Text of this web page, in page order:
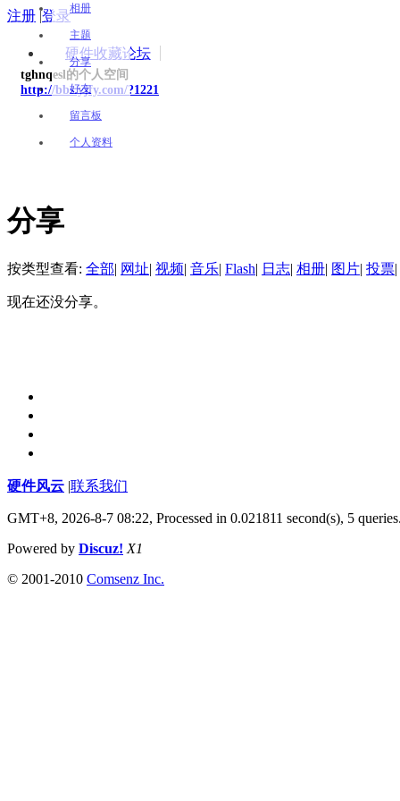
注册 |登录
硬件收藏论坛
tghnqesl的个人空间
http://bbs.yjfy.com/?1221
相册
主题
分享
好友
留言板
个人资料
分享
按类型查看: 全部 网址 视频 音乐 Flash 日志 相册 图片 投票
现在还没分享。
硬件风云 联系我们
GMT+8, 2026-8-7 08:22, Processed in 0.021811 second(s), 5 queries
Powered by Discuz! X1
© 2001-2010 Comsenz Inc.